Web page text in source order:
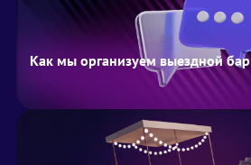
Как мы организуем выездной бар